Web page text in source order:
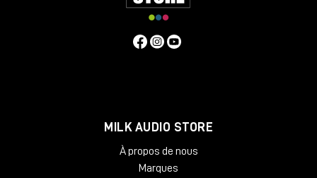
MILK AUDIO STORE
À propos de nous
Marques